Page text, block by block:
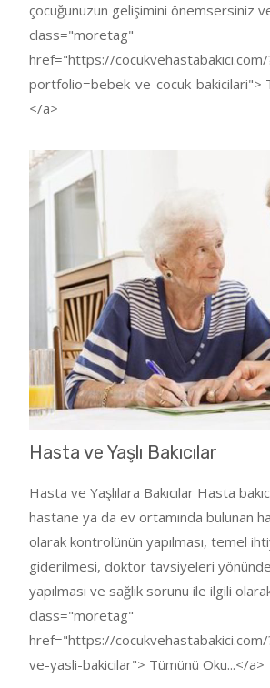
çocuğunuzun gelişimini önemsersiniz
class="moretag"
href="https://cocukvehastabakici.com/
portfolio=bebek-ve-cocuk-bakicilari">
</a>
Hasta ve Yaşlı Bakıcılar
Hasta ve Yaşlılara Bakıcılar Hasta
hastane ya da ev ortamında bulunan
olarak kontrolünün yapılması, temel
giderilmesi, doktor tavsiyeleri yönünde
yapılması ve sağlık sorunu ile ilgili
class="moretag"
href="https://
ve-yasli-bakicilar"> Tümünü Oku...</a>